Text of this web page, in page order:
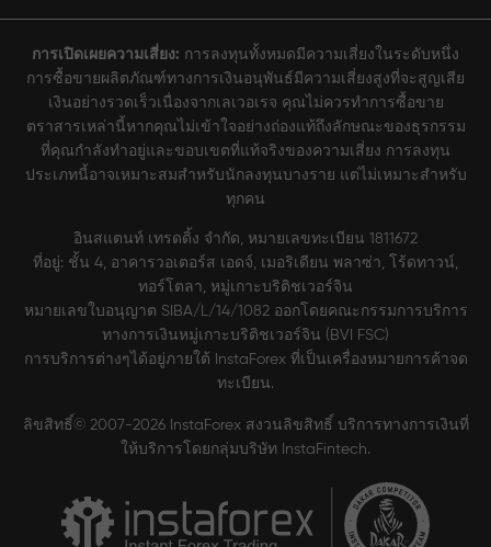
การเปิดเผยความเสี่ยง: การลงทุนทั้งหมดมีความเสี่ยงในระดับหนึ่ง
การซื้อขายผลิตภัณฑ์ทางการเงินอนุพันธ์มีความเสี่ยงสูงที่จะสูญเสีย
เงินอย่างรวดเร็วเนื่องจากเลเวอเรจ คุณไม่ควรทำการซื้อขาย
ตราสารเหล่านี้หากคุณไม่เข้าใจอย่างถ่องแท้ถึงลักษณะของธุรกรรม
ที่คุณกำลังทำอยู่และขอบเขตที่แท้จริงของความเสี่ยง การลงทุน
ประเภทนี้อาจเหมาะสมสำหรับนักลงทุนบางราย แต่ไม่เหมาะสำหรับ
ทุกคน
อินสแตนท์ เทรดดิ้ง จำกัด, หมายเลขทะเบียน 1811672
ที่อยู่: ชั้น 4, อาคารวอเตอร์ส เอดจ์, เมอริเดียน พลาซ่า, โร้ดทาวน์,
ทอร์โตลา, หมู่เกาะบริติชเวอร์จิน
หมายเลขใบอนุญาต SIBA/L/14/1082 ออกโดยคณะกรรมการบริการ
ทางการเงินหมู่เกาะบริติชเวอร์จิน (BVI FSC)
การบริการต่างๆได้อยู่ภายใต้ InstaForex ที่เป็นเครื่องหมายการค้าจด
ทะเบียน.
ลิขสิทธิ์© 2007-2026 InstaForex สงวนลิขสิทธิ์ บริการทางการเงินที่
ให้บริการโดยกลุ่มบริษัท InstaFintech.